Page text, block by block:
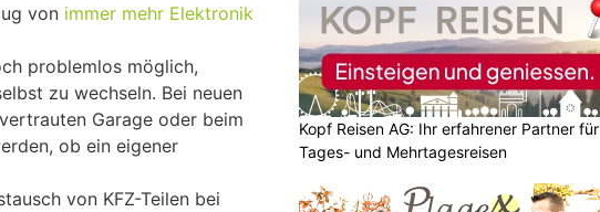
von immer mehr Elektronik
problemlos möglich,
zu wechseln. Bei neuen
Garage oder beim
ob ein eigener
von KFZ-Teilen bei
Kopf Reisen AG: Ihr erfahrener Partner für
Tages- und Mehrtagesreisen